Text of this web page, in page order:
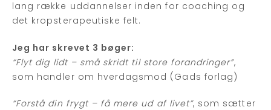
lang række uddannelser inden for coaching og
det kropsterapeutiske felt.
Jeg har skrevet 3 bøger:
“Flyt dig lidt – små skridt til store forandringer”,
som handler om hverdagsmod (Gads forlag)
“Forstå din frygt – få mere ud af livet”, som sætter